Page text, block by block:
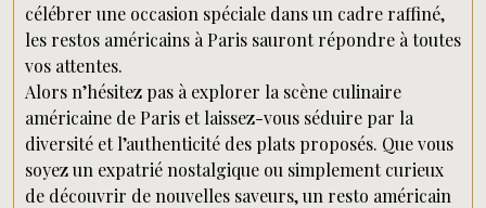
célébrer une occasion spéciale dans un cadre raffiné,
les restos américains à Paris sauront répondre à toutes
vos attentes.
Alors n’hésitez pas à explorer la scène culinaire
américaine de Paris et laissez-vous séduire par la
diversité et l’authenticité des plats proposés. Que vous
soyez un expatrié nostalgique ou simplement curieux
de découvrir de nouvelles saveurs, un resto américain